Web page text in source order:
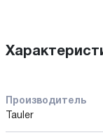
Производитель
Tauler